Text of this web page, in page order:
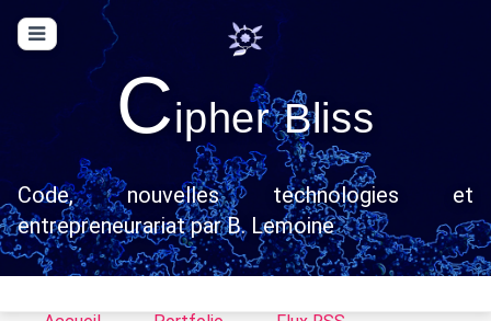
Cipher Bliss
Code, nouvelles technologies et
entrepreneurariat par B. Lemoine